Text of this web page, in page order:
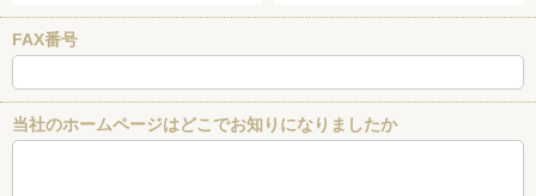
FAX番号
当社のホームページはどこでお知りになりましたか